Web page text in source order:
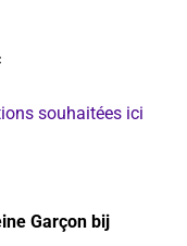
souhaitées ici
Garçon bij